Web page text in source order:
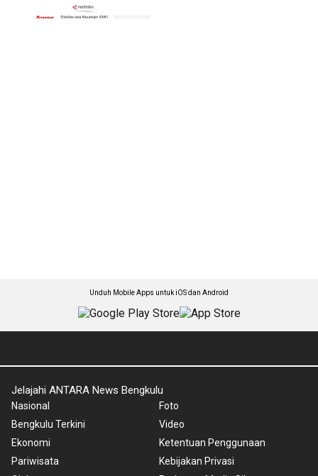
Unduh Mobile Apps untuk iOS dan Android
Jelajahi ANTARA News Bengkulu
Nasional
Bengkulu Terkini
Ekonomi
Pariwisata
Foto
Video
Ketentuan Penggunaan
Kebijakan Privasi